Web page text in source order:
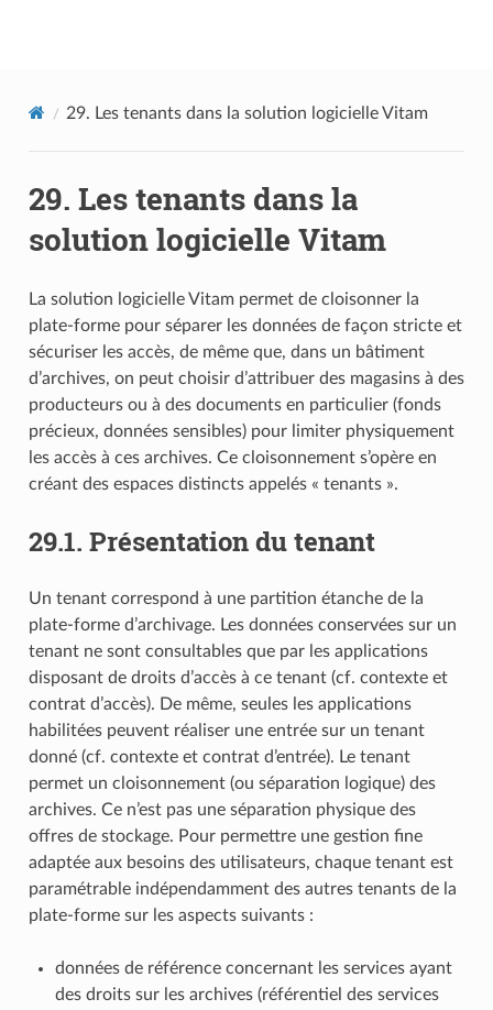
29. Les tenants dans la solution logicielle Vitam
29. Les tenants dans la
solution logicielle Vitam
La solution logicielle Vitam permet de cloisonner la
plate-forme pour séparer les données de façon stricte et
sécuriser les accès, de même que, dans un bâtiment
d’archives, on peut choisir d’attribuer des magasins à des
producteurs ou à des documents en particulier (fonds
précieux, données sensibles) pour limiter physiquement
les accès à ces archives. Ce cloisonnement s’opère en
créant des espaces distincts appelés « tenants ».
29.1. Présentation du tenant
Un tenant correspond à une partition étanche de la
plate-forme d’archivage. Les données conservées sur un
tenant ne sont consultables que par les applications
disposant de droits d’accès à ce tenant (cf. contexte et
contrat d’accès). De même, seules les applications
habilitées peuvent réaliser une entrée sur un tenant
donné (cf. contexte et contrat d’entrée). Le tenant
permet un cloisonnement (ou séparation logique) des
archives. Ce n’est pas une séparation physique des
offres de stockage. Pour permettre une gestion fine
adaptée aux besoins des utilisateurs, chaque tenant est
paramétrable indépendamment des autres tenants de la
plate-forme sur les aspects suivants :
données de référence concernant les services ayant
des droits sur les archives (référentiel des services